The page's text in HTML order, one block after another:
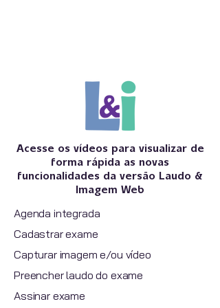
Acesse os vídeos para visualizar de
forma rápida as novas
funcionalidades da versão Laudo &
Imagem Web
Agenda integrada
Cadastrar exame
Capturar imagem e/ou vídeo
Preencher laudo do exame
Assinar exame